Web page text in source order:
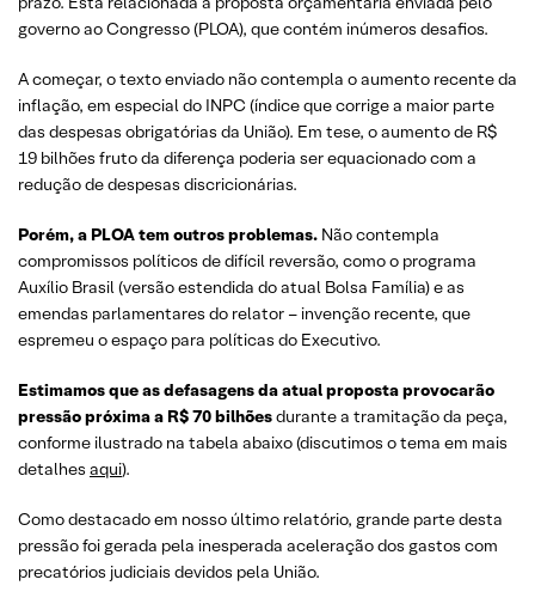
governo ao Congresso (PLOA), que contém inúmeros desafios.
A começar, o texto enviado não contempla o aumento recente da
inflação, em especial do INPC (índice que corrige a maior parte
das despesas obrigatórias da União). Em tese, o aumento de R$
19 bilhões fruto da diferença poderia ser equacionado com a
redução de despesas discricionárias.
Porém, a PLOA tem outros problemas. Não contempla
compromissos políticos de difícil reversão, como o programa
Auxílio Brasil (versão estendida do atual Bolsa Família) e as
emendas parlamentares do relator – invenção recente, que
espremeu o espaço para políticas do Executivo.
Estimamos que as defasagens da atual proposta provocarão
pressão próxima a R$ 70 bilhõesdurante a tramitação da peça,
conforme ilustrado na tabela abaixo (discutimos o tema em mais
detalhes aqui).
Como destacado em nosso último relatório, grande parte desta
pressão foi gerada pela inesperada aceleração dos gastos com
precatórios judiciais devidos pela União.